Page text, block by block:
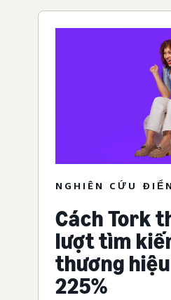
NGHIÊN CỨU
Cách Tork
lượt tìm
thương
225%